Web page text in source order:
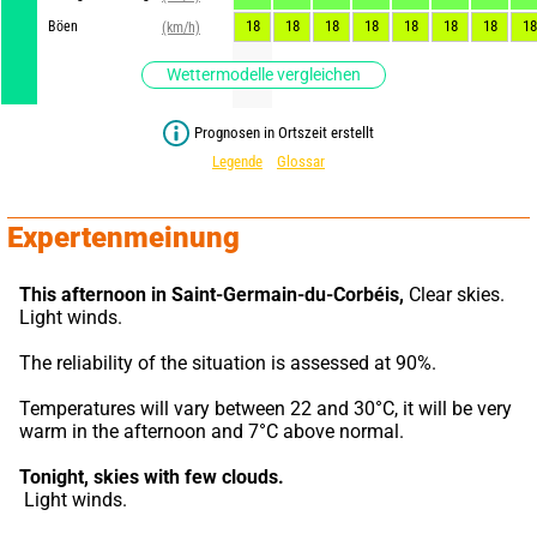
Böen
(km/h)
Wettermodelle vergleichen
18
18 18 18 18 18 18 18
Prognosen in Ortszeit erstellt
Legende
Glossar
Expertenmeinung
This afternoon in Saint-Germain-du-Corbéis, Clear skies.
Light winds.
The reliability of the situation is assessed at 90%.
Temperatures will vary between 22 and 30°C, it will be very
warm in the afternoon and 7°C above normal.
Tonight, skies with few clouds.
Light winds.